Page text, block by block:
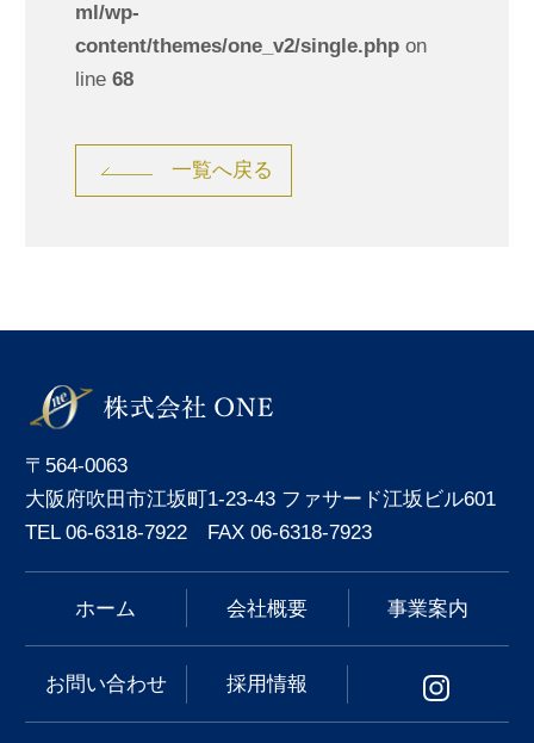
ml/wp-
content/themes/one_v2/single.phpon
line 68
一覧へ戻る
〒564-0063
大阪府吹田市江坂町1-23-43 ファサード江坂ビル601
TEL 06-6318-7922 FAX 06-6318-7923
ホーム 会社概要 事業案内
お問い合わせ 採用情報